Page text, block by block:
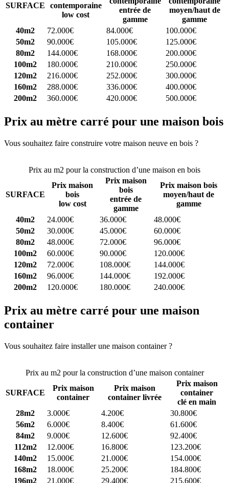
SURFACE
contemporaine
low cost
entrée de
gamme
moyen/haut de
gamme
40m2
72.000€ 84.000€
100.000€
50m2
90.000€ 105.000€
125.000€
80m2
144.000€ 168.000€
200.000€
100m2
180.000€ 210.000€
250.000€
120m2
216.000€ 252.000€
300.000€
160m2
288.000€ 336.000€
400.000€
200m2
360.000€ 420.000€ 500.000€
Prix au mètre carré pour une maison bois
Vous souhaitez faire construire votre maison neuve en bois ?
Prix au m2 pour la construction d’une maison en bois
SURFACE
Prix maison
bois
low cost
Prix maison
bois
entrée de
gamme
Prix maison bois
moyen/haut de
gamme
40m2
24.000€ 36.000€
48.000€
50m2
30.000€ 45.000€
60.000€
80m2
48.000€ 72.000€
96.000€
100m2
60.000€ 90.000€
120.000€
120m2
72.000€ 108.000€
144.000€
160m2
96.000€ 144.000€
192.000€
200m2
120.000€ 180.000€ 240.000€
Prix au mètre carré pour une maison
container
Vous souhaitez faire installer une maison container ?
Prix au m2 pour la construction d’une maison container
SURFACE
Prix maison
container
Prix maison
container livrée
Prix maison
container
clé en main
28m2
3.000€ 4.200€
30.800€
56m2
6.000€ 8.400€
61.600€
84m2
9.000€ 12.600€
92.400€
112m2
12.000€ 16.800€
123.200€
140m2
15.000€ 21.000€
154.000€
168m2
18.000€ 25.200€
184.800€
196m2
21.000€ 29.400€ 215.600€